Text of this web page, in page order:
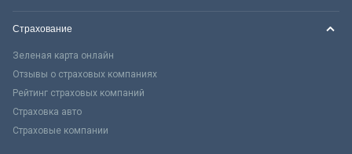
Страхование
Зеленая карта онлайн
Отзывы о страховых компаниях
Рейтинг страховых компаний
Страховка авто
Страховые компании